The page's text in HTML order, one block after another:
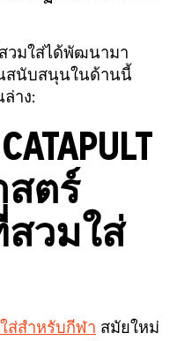
วมใส่ได้พัฒนามา
สนับสนุนในด้านนี้
าง:
สตร์
สวมใส่
ส่สำหรับกีฬา สมัยใหม่